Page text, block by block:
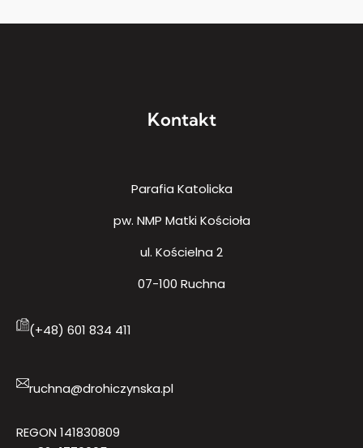
Kontakt
Parafia Katolicka
pw. NMP Matki Kościoła
ul. Kościelna 2
07-100 Ruchna
(+48) 601 834 411
ruchna@drohiczynska.pl
REGON 141830809